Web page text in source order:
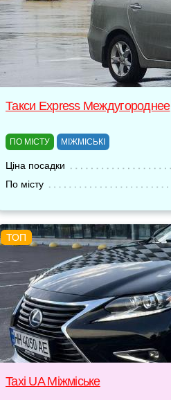
Такси Express Междугороднее
ПО МІСТУ МІЖМІСЬКІ
Ціна посадки
По місту
Taxi UA Міжміське